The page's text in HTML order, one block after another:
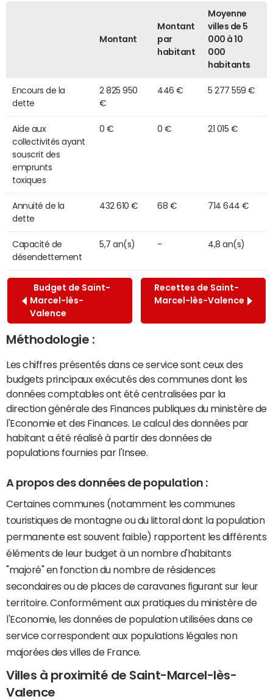
Montant
Montant
par
habitant
Moyenne
villes de 5
000 à 10
000
habitants
Encours de la
dette
2 825 950
€
446 € 5 277 559 €
Aide aux
collectivités ayant
souscrit des
emprunts
toxiques
0 € 0 € 21 015 €
Annuité de la
dette
432 610 € 68 € 714 644 €
Capacité de
désendettement
5,7 an(s) - 4,8 an(s)
Budget de Saint-
Marcel-lès-
Valence
Recettes de Saint-
Marcel-lès-Valence
Méthodologie :
Les chiffres présentés dans ce service sont ceux des
budgets principaux exécutés des communes dont les
données comptables ont été centralisées par la
direction générale des Finances publiques du ministère de
l'Economie et des Finances. Le calcul des données par
habitant a été réalisé à partir des données de
populations fournies par l'Insee.
A propos des données de population :
Certaines communes (notamment les communes
touristiques de montagne ou du littoral dont la population
permanente est souvent faible) rapportent les différents
éléments de leur budget à un nombre d'habitants
"majoré" en fonction du nombre de résidences
secondaires ou de places de caravanes figurant sur leur
territoire. Conformément aux pratiques du ministère de
l'Economie, les données de population utilisées dans ce
service correspondent aux populations légales non
majorées des villes de France.
Villes à proximité de Saint-Marcel-lès-
Valence